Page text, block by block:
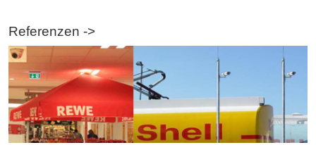
Referenzen ->